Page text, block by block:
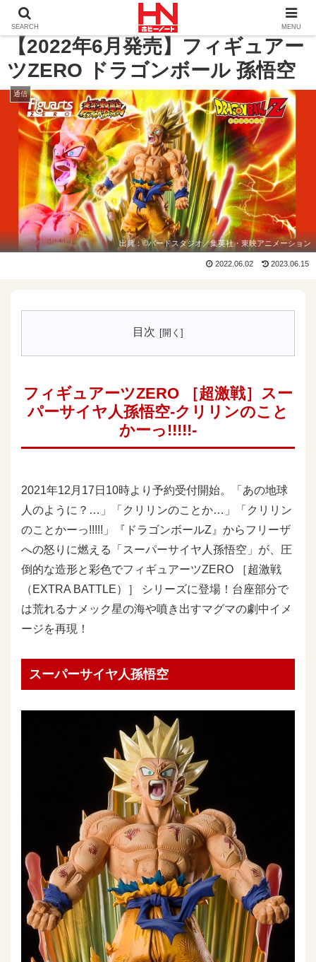
ホーム 【2022年6月発売】フィギュアーツZERO
【2022年6月発売】フィギュアー
ツZERO ドラゴンボール 孫悟空
通信
出典：©バードスタジオ／集英社・東映アニメーション
2022.06.02 2023.06.15
目次
フィギュアーツZERO ［超激戦］スー
パーサイヤ人孫悟空-クリリンのこと
かーっ!!!!!-
2021年12月17日10時より予約受付開始。「あの地球
人のように？…」「クリリンのことか…」「クリリン
のことかーっ!!!!!」『ドラゴンボールZ』からフリーザ
への怒りに燃える「スーパーサイヤ人孫悟空」が、圧
倒的な造形と彩色でフィギュアーツZERO ［超激戦
（EXTRA BATTLE）］ シリーズに登場！台座部分で
は荒れるナメック星の海や噴き出すマグマの劇中イメ
ージを再現！
スーパーサイヤ人孫悟空
SEARCH MENU